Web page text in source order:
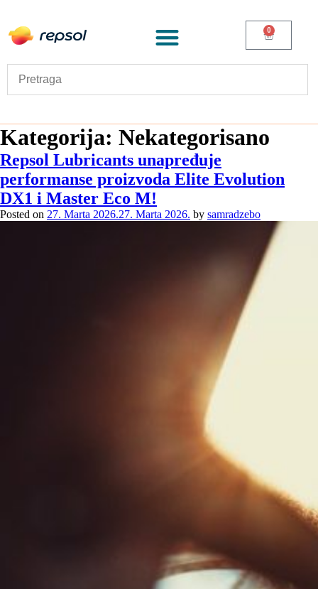
0
Kategorija: Nekategorisano
Repsol Lubricants unapređuje
performanse proizvoda Elite Evolution
DX1 i Master Eco M!
Posted on 27. Marta 2026.27. Marta 2026. by samradzebo